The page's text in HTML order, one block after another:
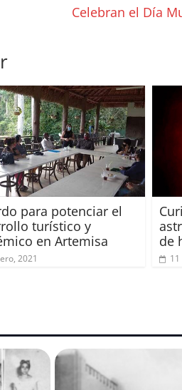
Celebran el Día
para potenciar el
turístico y
en Artemisa
2021
de